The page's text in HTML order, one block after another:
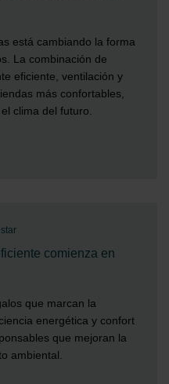
está cambiando la forma
La combinación de
eficiente, ventilación y
más confortables,
clima del futuro.
comienza en
que marcan la
energética y confort
que mejoran la
ambiental.